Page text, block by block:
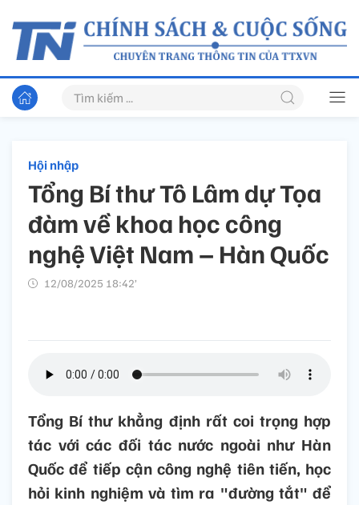
Hội nhập
Tổng Bí thư Tô Lâm dự Tọa
đàm về khoa học công
nghệ Việt Nam – Hàn Quốc
12/08/2025 18:42’
Tổng Bí thư khẳng định rất coi trọng hợp
tác với các đối tác nước ngoài như Hàn
Quốc để tiếp cận công nghệ tiên tiến, học
hỏi kinh nghiệm và tìm ra "đường tắt" để